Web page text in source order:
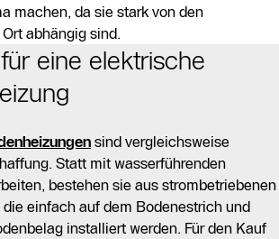
machen, da sie stark von den
abhängig sind.
eine elektrische
sind vergleichsweise
Statt mit wasserführenden
bestehen sie aus strombetriebenen
die einfach auf dem Bodenestrich und
installiert werden. Für den Kauf